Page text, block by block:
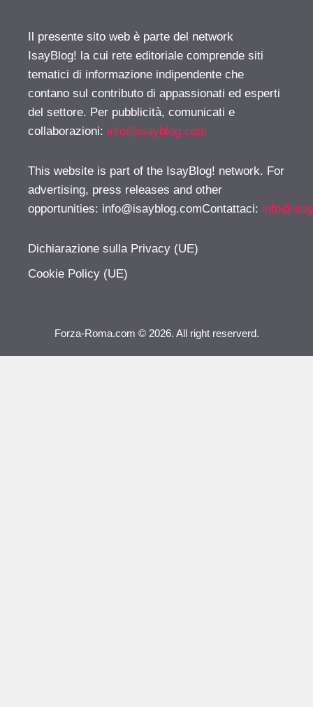
Il presente sito web è parte del network
IsayBlog! la cui rete editoriale comprende siti
tematici di informazione indipendente che
contano sul contributo di appassionati ed esperti
del settore. Per pubblicità, comunicati e
collaborazioni: info@isayblog.com
This website is part of the IsayBlog! network. For
advertising, press releases and other
opportunities: info@isayblog.comContattaci:
Dichiarazione sulla Privacy (UE)
Cookie Policy (UE)
Forza-Roma.com © 2026. All right reserverd.